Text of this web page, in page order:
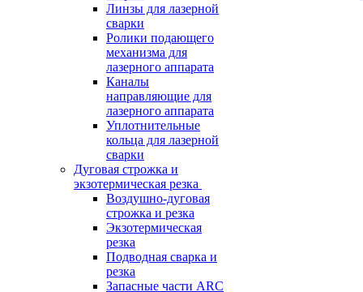
Линзы для лазерной
сварки
Ролики подающего
механизма для
лазерного аппарата
Каналы
направляющие для
лазерного аппарата
Уплотнительные
кольца для лазерной
сварки
Дуговая строжка и
экзотермическая резка
Воздушно-дуговая
строжка и резка
Экзотермическая
резка
Подводная сварка и
резка
Запасные части ARC